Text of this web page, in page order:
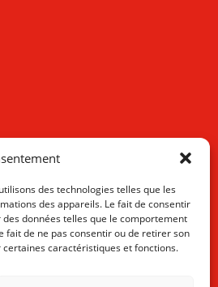
des technologies telles que les
des appareils. Le fait de consentir
données telles que le comportement
fait de ne pas consentir ou de retirer son
caractéristiques et fonctions.